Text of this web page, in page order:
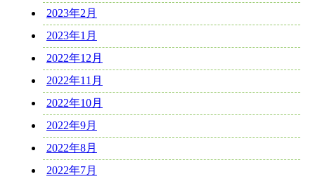
2023年2月
2023年1月
2022年12月
2022年11月
2022年10月
2022年9月
2022年8月
2022年7月